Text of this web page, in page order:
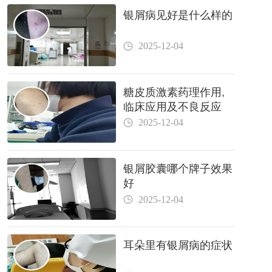
银屑病见好是什么样的
2025-12-04
糖皮质激素药理作用,
临床应用及不良反应
2025-12-04
银屑胶囊哪个牌子效果
好
2025-12-04
耳朵里有银屑病的症状